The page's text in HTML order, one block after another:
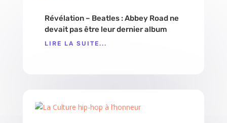
Révélation – Beatles : Abbey Road ne
devait pas être leur dernier album
LIRE LA SUITE...